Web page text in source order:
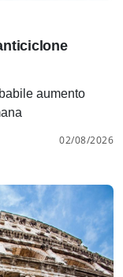
aumento
02/08/2026